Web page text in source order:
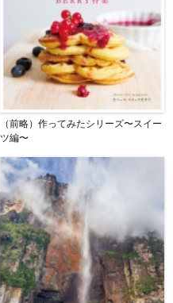
（前略）作ってみたシリーズ〜スイー
ツ編〜